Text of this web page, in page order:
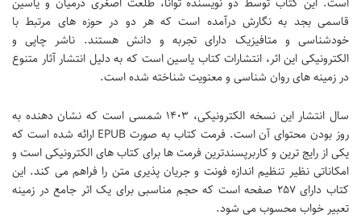
قاسمی بجد به نگارش درآمده است که هر دو در حوزه های مرتبط با
خودشناسی و متافیزیک دارای تجربه و دانش هستند. ناشر چاپی و
الکترونیکی این اثر، انتشارات کتاب یاسین است که به دلیل انتشار آثار متنوع
در زمینه های روان شناسی و معنویت شناخته شده است.
سال انتشار این نسخه الکترونیکی، ۱۴۰۳ شمسی است که نشان دهنده به
روز بودن محتوای آن است. فرمت کتاب به صورت EPUB ارائه شده است که
یکی از رایج ترین و کاربرپسندترین فرمت ها برای کتاب های الکترونیکی است و
امکاناتی نظیر تنظیم اندازه فونت و جریان پذیری متن را فراهم می کند. این
کتاب دارای ۲۵۷ صفحه است که حجم مناسبی برای یک اثر جامع در زمینه
تعبیر خواب محسوب می شود.